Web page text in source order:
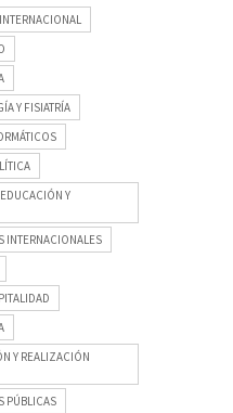
Y FISIATRÍA
Y
INTERNACIONALES
Y REALIZACIÓN
PÚBLICAS